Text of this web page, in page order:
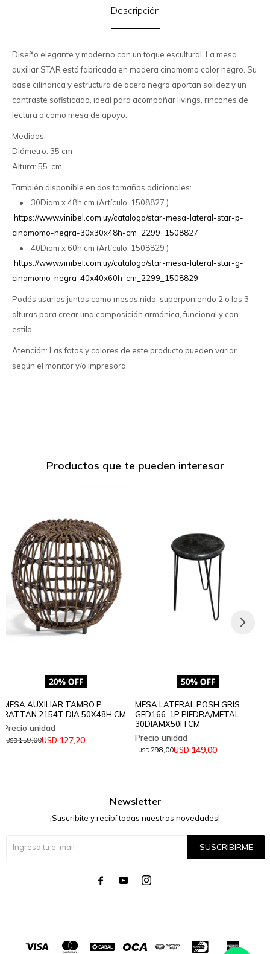
Descripción
Diseño elegante y moderno con un toque escultural. La mesa
auxiliar STAR está fabricada en madera cinamomo color negro. Su
base cilíndrica y estructura de acero negro aportan solidez y un
contraste sofisticado, ideal para acompañar livings, rincones de
lectura o como mesa de apoyo.
Medidas:
Diámetro: 35 cm
Altura: 55 cm
También disponible en dos tamaños adicionales:
• 30Diam x 48h cm (Artículo: 1508827 )
https://www.vinibel.com.uy/catalogo/star-mesa-lateral-star-p-
cinamomo-negra-30x30x48h-cm_2299_1508827
• 40Diam x 60h cm (Artículo: 1508829 )
https://www.vinibel.com.uy/catalogo/star-mesa-lateral-star-g-
cinamomo-negra-40x40x60h-cm_2299_1508829
Podés usarlas juntas como mesas nido, superponiendo 2 o las 3
alturas para crear una composición armónica, funcional y con
estilo.
Atención: Las fotos y colores de este producto pueden variar
según el monitor y/o impresora.
Productos que te pueden interesar
MESA AUXILIAR TAMBO P
RATTAN 2154T DIA.50X48H CM
USD 127,20
USD159,00
MESA LATERAL POSH GRIS
GFD166-1P PIEDRA/METAL
30DIAMX50H CM
USD 149,00
USD298,00
Newsletter
¡Suscribite y recibí todas nuestras novedades!
SUSCRIBIRME
  